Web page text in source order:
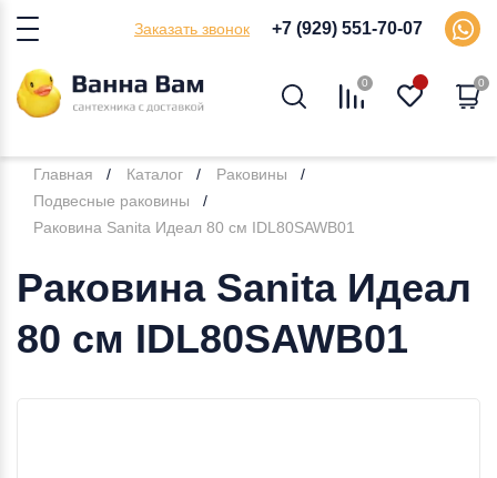
Заказать звонок +7 (929) 551-70-07
0 0
Главная Каталог
Раковины
Подвесные раковины
Раковина Sanita Идеал 80 см IDL80SAWB01
Раковина Sanita Идеал
80 см IDL80SAWB01